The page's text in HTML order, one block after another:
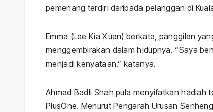
pemenang terdiri daripada pelanggan di
Emma (Lee Kia Xuan) berkata, panggilan
menggembirakan dalam hidupnya. “Saya
menjadi kenyataan,” katanya.
Ahmad Badli Shah pula menyifatkan hadiah
PlusOne. Menurut Pengarah Urusan